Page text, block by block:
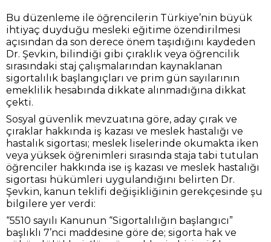
Bu düzenleme ile öğrencilerin Türkiye’nin büyük
ihtiyaç duyduğu mesleki eğitime özendirilmesi
açısından da son derece önem taşıdığını kaydeden
Dr. Şevkin, bilindiği gibi çıraklık veya öğrencilik
sırasındaki staj çalışmalarından kaynaklanan
sigortalılık başlangıçları ve prim gün sayılarının
emeklilik hesabında dikkate alınmadığına dikkat
çekti.
Sosyal güvenlik mevzuatına göre, aday çırak ve
çıraklar hakkında iş kazası ve meslek hastalığı ve
hastalık sigortası; meslek liselerinde okumakta iken
veya yüksek öğrenimleri sırasında staja tabi tutulan
öğrenciler hakkında ise iş kazası ve meslek hastalığı
sigortası hükümleri uygulandığını belirten Dr.
Şevkin, kanun teklifi değişikliğinin gerekçesinde şu
bilgilere yer verdi:
“5510 sayılı Kanunun “Sigortalılığın başlangıcı”
başlıklı 7’nci maddesine göre de; sigorta hak ve